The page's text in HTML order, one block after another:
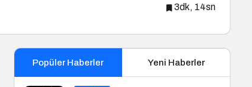
3dk, 14sn
Popüler Haberler Yeni Haberler